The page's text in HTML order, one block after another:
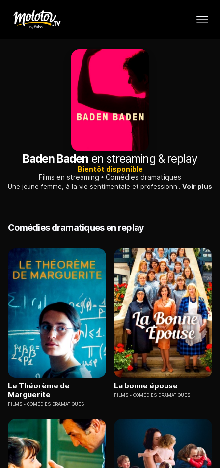
Baden Baden en streaming & replay
Bientôt disponible
Films en streaming
Comédies dramatiques
Une jeune femme, à la vie sentimentale et professionnelle compliquées, se fixe un but en transformant la salles de bains de sa grand-mère hospitalisée.Voir plus
Comédies dramatiques en replay
Le Théorème de
Marguerite
FILMS COMÉDIES DRAMATIQUES
La bonne épouse
FILMS COMÉDIES DRAMATIQUES